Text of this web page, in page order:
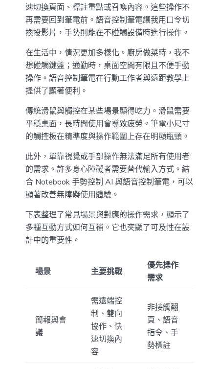
速切換頁面、標註重點或召喚內容。這些操作不
再需要回到筆電前。語音控制筆電讓我用口令切
換投影片，手勢則能在不碰觸設備時進行操作。
在生活中，情況更加多樣化。廚房做菜時，我不
想碰觸鍵盤；通勤時，桌面空間有限且不便手動
操作。語音控制筆電在行動工作者與遠距教學上
提供了顯著便利。
傳統滑鼠與觸控在某些場景顯得吃力。滑鼠需要
平穩桌面，長時間使用會導致疲勞。筆電小尺寸
的觸控板在精準度與操作範圍上存在明顯瓶頸。
此外，單靠視覺或手部操作無法滿足所有使用者
的需求。許多身心障礙者需要替代輸入方式。結
合 Notebook 手勢控制 AI 與語音控制筆電，可以
顯著改善無障礙使用體驗。
下表整理了常見場景與對應的操作需求，顯示了
多種互動方式如何互補。它也突顯了可及性在設
計中的重要性。
場景 主要挑戰
優先操作
需求
簡報與會
議
需遠端控
制、雙向
協作、快
速切換內
容
非接觸翻
頁、語音
指令、手
勢標註